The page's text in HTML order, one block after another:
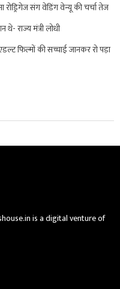
रोड्रिगेज संग वेडिंग वेन्यू की चर्चा तेज
राज्य मंत्री लोधी
फिल्मों की सच्चाई जानकर रो पड़ा
is a digital venture of